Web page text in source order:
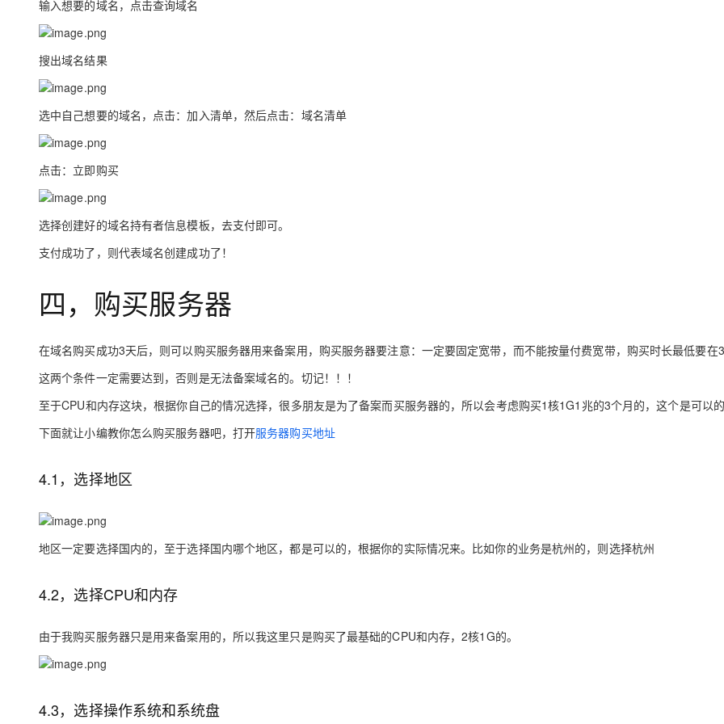
输入想要的域名，点击查询域名
搜出域名结果
选中自己想要的域名，点击：加入清单，然后点击：域名清单
点击：立即购买
选择创建好的域名持有者信息模板，去支付即可。
支付成功了，则代表域名创建成功了！
四，购买服务器
在域名购买成功3天后，则可以购买服务器用来备案用，购买服务器要注意：一定要固定宽带，而不能按量付费宽带，购买时长最低要在
这两个条件一定需要达到，否则是无法备案域名的。切记！！！
至于CPU和内存这块，根据你自己的情况选择，很多朋友是为了备案而买服务器的，所以会考虑购买1核1G1兆的3个月的，这个是可以
下面就让小编教你怎么购买服务器吧，打开服务器购买地址
4.1，选择地区
地区一定要选择国内的，至于选择国内哪个地区，都是可以的，根据你的实际情况来。比如你的业务是杭州的，则选择杭州
4.2，选择CPU和内存
由于我购买服务器只是用来备案用的，所以我这里只是购买了最基础的CPU和内存，2核1G的。
4.3，选择操作系统和系统盘